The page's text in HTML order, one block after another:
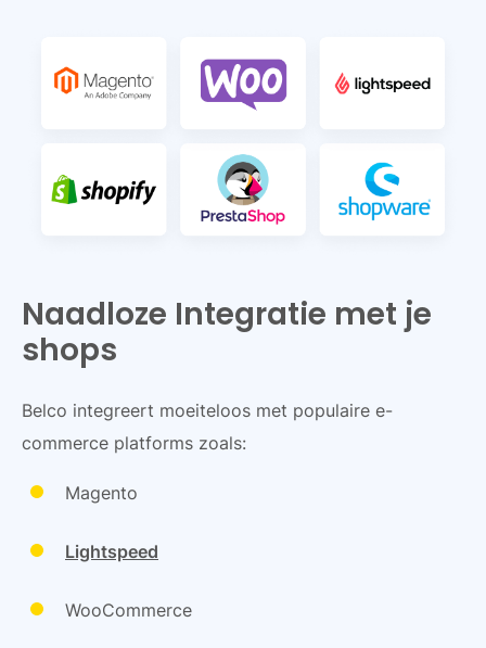
Naadloze Integratie met je
shops
Belco integreert moeiteloos met populaire e-
commerce platforms zoals:
Magento
Lightspeed
WooCommerce